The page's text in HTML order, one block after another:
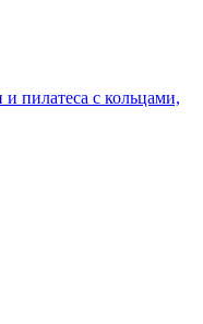
пилатеса с кольцами,